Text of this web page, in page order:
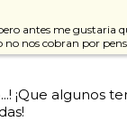
antes me gustaria
nos cobran por
¡Que algunos